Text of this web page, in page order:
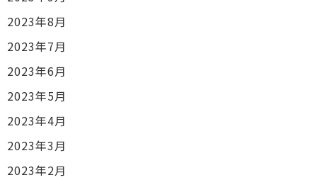
2023年8月
2023年7月
2023年6月
2023年5月
2023年4月
2023年3月
2023年2月